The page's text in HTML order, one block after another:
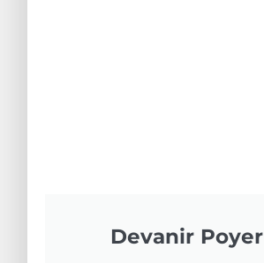
Devanir Poyer